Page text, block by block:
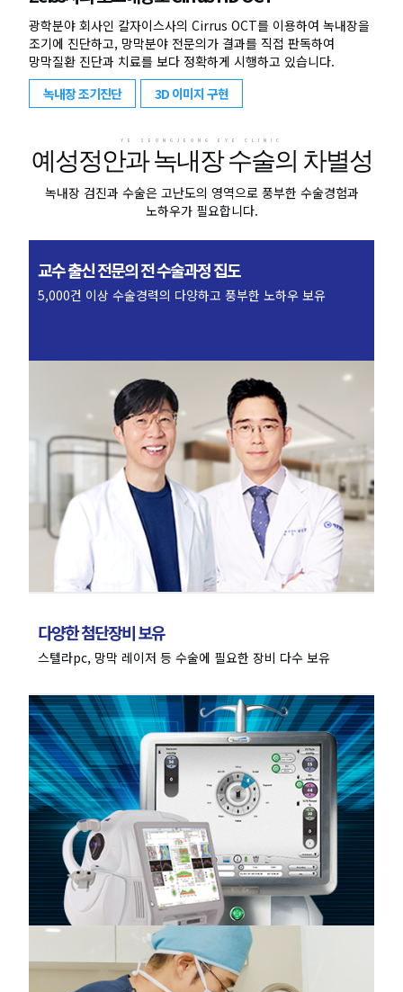
광학분야 회사인 칼자이스사의 Cirrus OCT를 이용하여 녹내장을
조기에 진단하고, 망막분야 전문의가 결과를 직접 판독하여
망막질환 진단과 치료를 보다 정확하게 시행하고 있습니다.
녹내장 조기진단
3D 이미지 구현
YE SEONGJEONG EYE CLINIC
예성정안과 녹내장 수술의 차별성
녹내장 검진과 수술은 고난도의 영역으로 풍부한 수술경험과
노하우가 필요합니다.
교수 출신 전문의전 수술과정 집도
5,000건 이상 수술경력의 다양하고 풍부한 노하우 보유
다양한첨단장비 보유
스텔라pc, 망막 레이저 등 수술에 필요한 장비 다수 보유